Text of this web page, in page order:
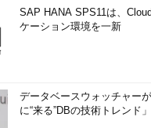
SAP HANA SPS11は、
ケーション環境を一新
データベースウォッチャー
に“来る”DBの技術トレンド